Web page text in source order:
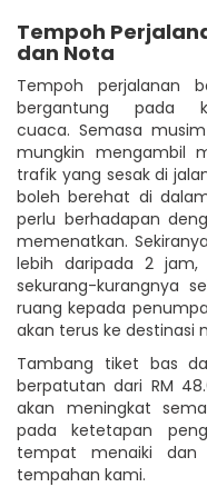
Tempoh
dan Nota
Tempoh perjalanan
bergantung pada
cuaca. Semasa
mungkin mengambil
trafik yang sesak di
boleh berehat di
perlu berhadapan
memenatkan.
lebih daripada 2 jam,
sekurang-kurangnya
ruang kepada
akan terus ke destinasi
Tambang tiket bas
berpatutan dari RM
akan meningkat
pada ketetapan
tempat menaiki
tempahan kami.